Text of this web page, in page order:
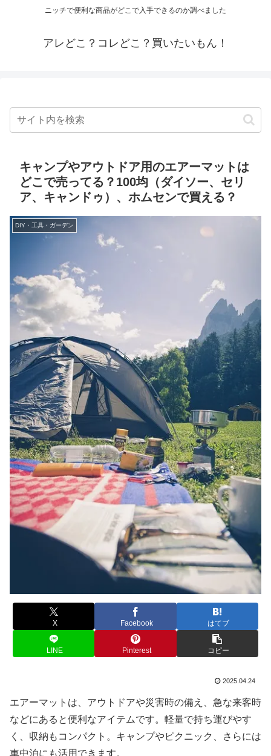
ニッチで便利な商品がどこで入手できるのか調べました
アレどこ？コレどこ？買いたいもん！
キャンプやアウトドア用のエアーマットは
どこで売ってる？100均（ダイソー、セリ
ア、キャンドゥ）、ホムセンで買える？
DIY・工具・ガーデン
X Facebook はてブ
LINE Pinterest コピー
2025.04.24
エアーマットは、アウトドアや災害時の備え、急な来客時
などにあると便利なアイテムです。軽量で持ち運びやす
く、収納もコンパクト。キャンプやピクニック、さらには
車中泊にも活用できます。